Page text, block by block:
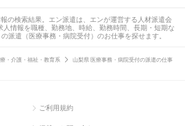
の検索結果。エン派遣は、エンが運営する人材派遣会
情報を職種、勤務地、時給、勤務時間、長期・短期な
派遣（医療事務・病院受付）のお仕事を探せます。
・介護・福祉・教育系
山梨県 医療事務・病院受付の派遣の仕事
ご利用規約